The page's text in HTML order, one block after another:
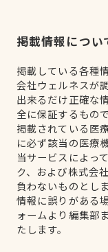
掲載情報につい
掲載している各種
会社ウェルネスが
出来るだけ正確な
全に保証するもの
掲載されている医
に必ず該当の医療
当サービスによっ
ク、および株式会
負わないものとしま
情報に誤りがある
ォームより編集部
たします。